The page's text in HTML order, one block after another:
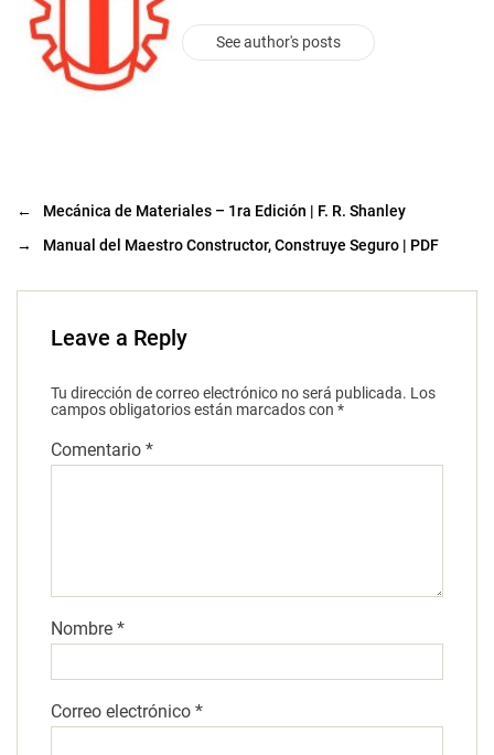
See author's posts
←
Mecánica de Materiales – 1ra Edición | F. R. Shanley
→
Manual del Maestro Constructor, Construye Seguro | PDF
Leave a Reply
Tu dirección de correo electrónico no será publicada. Los
campos obligatorios están marcados con *
Comentario *
Nombre *
Correo electrónico *